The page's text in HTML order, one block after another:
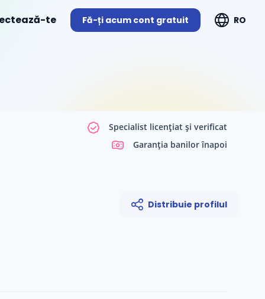
te Fă-ți acum cont gratuit RO
Distribuie profilul
Specialist licențiat și verificat
Garanția banilor înapoi